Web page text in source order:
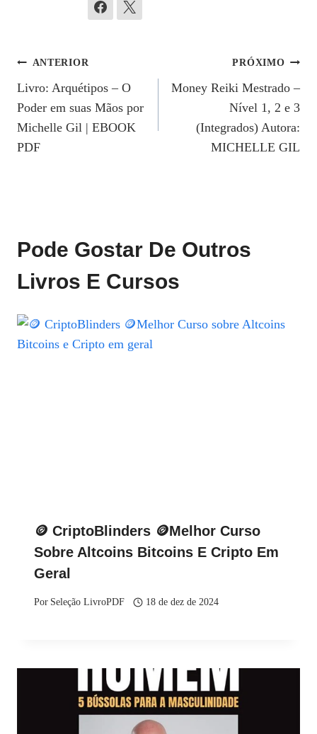
Navegação
De
Post
ANTERIOR
Livro: Arquétipos – O
Poder em suas Mãos por
Michelle Gil | EBOOK
PDF
PRÓXIMO
Money Reiki Mestrado –
Nível 1, 2 e 3
(Integrados) Autora:
MICHELLE GIL
Pode Gostar De Outros
Livros E Cursos
🪙 CriptoBlinders 🪙Melhor Curso
Sobre Altcoins Bitcoins E Cripto Em
Geral
Por Seleção LivroPDF 18 de dez de 2024